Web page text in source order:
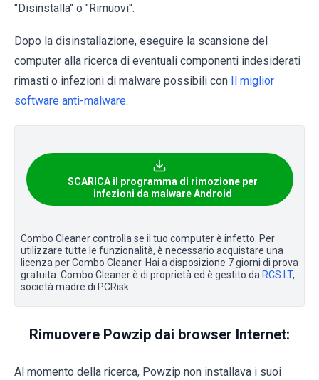
"Disinstalla" o "Rimuovi".
Dopo la disinstallazione, eseguire la scansione del
computer alla ricerca di eventuali componenti indesiderati
rimasti o infezioni di malware possibili con
Il miglior
software anti-malware.
SCARICA il programma di rimozione per
infezioni da malware Android
Combo Cleaner controlla se il tuo computer è infetto. Per
utilizzare tutte le funzionalità, è necessario acquistare una
licenza per Combo Cleaner. Hai a disposizione 7 giorni di prova
gratuita. Combo Cleaner è di proprietà ed è gestito da RCS LT,
società madre di PCRisk.
Rimuovere Powzip dai browser Internet:
Al momento della ricerca, Powzip non installava i suoi